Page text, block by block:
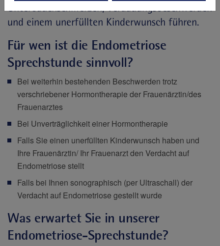
Unterbauchschmerzen, Verdauungsbeschwerden
und einem unerfüllten Kinderwunsch führen.
Für wen ist die Endometriose
Sprechstunde sinnvoll?
Bei weiterhin bestehenden Beschwerden trotz
verschriebener Hormontherapie der Frauenärztin/des
Frauenarztes
Bei Unverträglichkeit einer Hormontherapie
Falls Sie einen unerfüllten Kinderwunsch haben und
Ihre Frauenärztin/ Ihr Frauenarzt den Verdacht auf
Endometriose stellt
Falls bei Ihnen sonographisch (per Ultraschall) der
Verdacht auf Endometriose gestellt wurde
Was erwartet Sie in unserer
Endometriose-Sprechstunde?